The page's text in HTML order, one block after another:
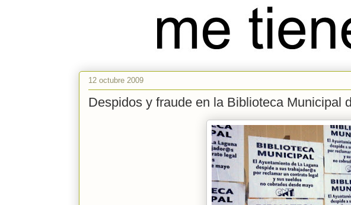
12 octubre 2009
Despidos y fraude en la Biblioteca Municipal